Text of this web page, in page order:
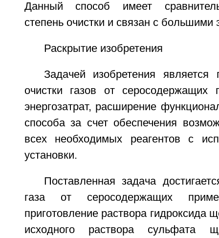
Данный способ имеет
степень очистки и связан с большими
Раскрытие изобретения
Задачей изобретения
очистки газов от серосодержащих
энергозатрат, расширение
способа за счет обеспечения
всех необходимых реагентов с
установки.
Поставленная задача
газа от серосодержащих
приготовление раствора гидроксида
исходного раствора сульфата